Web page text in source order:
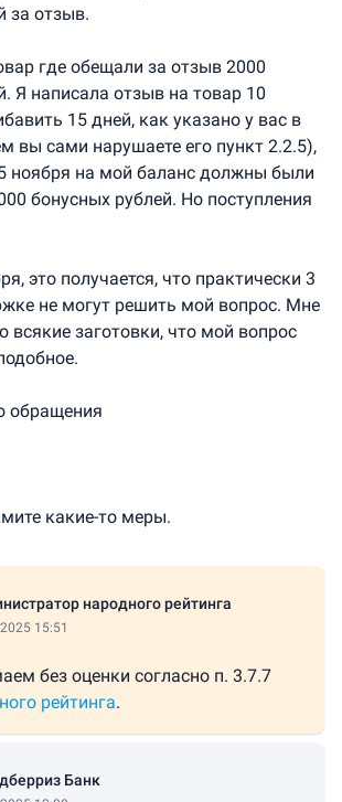
за отзыв.
где обещали за отзыв 2000
Я написала отзыв на товар 10
15 дней, как указано у вас в
вы сами нарушаете его пункт 2.2.5),
ноября на мой баланс должны были
бонусных рублей. Но поступления
это получается, что практически 3
не могут решить мой вопрос. Мне
всякие заготовки, что мой вопрос
обращения
какие-то меры.
народного рейтинга
15:51
без оценки согласно п. 3.7.7
рейтинга.
Банк